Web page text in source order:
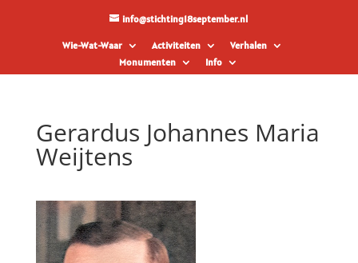
info@stichting18september.nl
Wie-Wat-Waar Activiteiten
Verhalen
Monumenten
Info
Gerardus Johannes Maria
Weijtens